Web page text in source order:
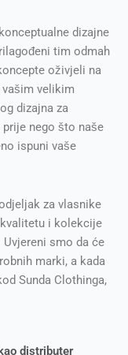
dizajne
tim odmah
oživjeli na
velikim
dizajna za
nego što naše
ispuni vaše
za vlasnike
i kolekcije
smo da će
marki, a kada
Sunda Clothinga,
distributer